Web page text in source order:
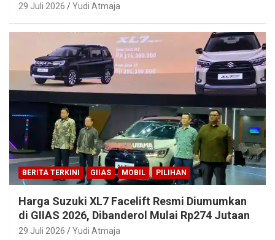
29 Juli 2026 Yudi Atmaja
BERITA TERKINI GIIAS MOBIL PILIHAN
Harga Suzuki XL7 Facelift Resmi Diumumkan
di GIIAS 2026, Dibanderol Mulai Rp274 Jutaan
29 Juli 2026 Yudi Atmaja